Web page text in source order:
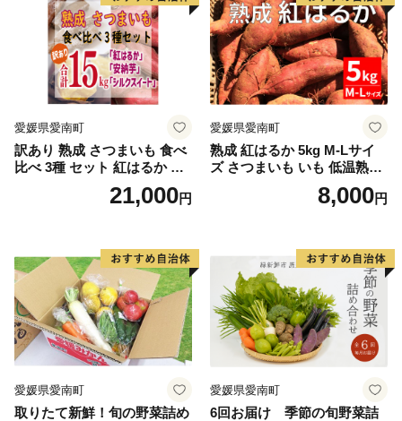
愛媛県愛南町
訳あり 熟成 さつまいも 食べ
比べ 3種 セット 紅はるか 安
納芋 シルクスイート 合計 15
kg サイズ混合 サツマイモ 焼
芋 ほしいも スイートポテト
いも天 サイズミックス 甘い
ねっとり 生芋 新芋 あんのう
いも 甘藷 べにはるか スイー
ツ 国産 糖度 産地直送 農家直
送 数量限定 21000円 愛媛 愛
南 ミッチーのおみかん畑
21,000円
愛媛県愛南町
熟成 紅はるか 5kg M-Lサイ
ズ さつまいも いも 低温熟成
完全熟成収穫 甘い 糖度 焼き
芋 やきいも スイートポテト
8,000円
愛媛県愛南町
取りたて新鮮！旬の野菜詰め
愛媛県愛南町
6回お届け 季節の旬野菜詰